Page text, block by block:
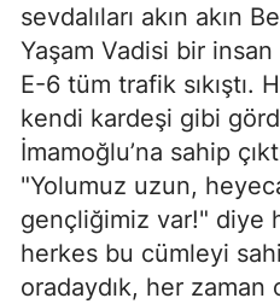
sevdalıları akın akın
Yaşam Vadisi bir
E-6 tüm trafik sıkıştı.
kendi kardeşi gibi
İmamoğlu’na sahip
"Yolumuz uzun,
gençliğimiz var!" diye
herkes bu cümleyi
oradaydık, her zaman